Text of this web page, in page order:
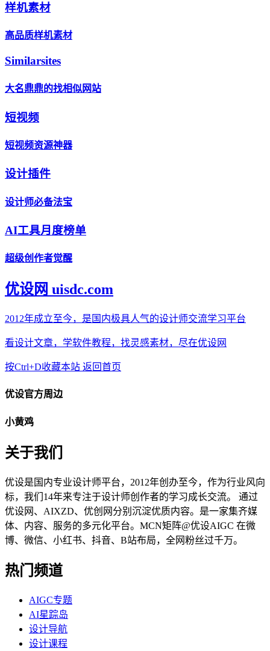
样机素材
高品质样机素材
Similarsites
大名鼎鼎的找相似网站
短视频
短视频资源神器
设计插件
设计师必备法宝
AI工具月度榜单
超级创作者觉醒
优设网 uisdc.com
2012年成立至今，是国内极具人气的设计师交流学习平台
看设计文章，学软件教程，找灵感素材，尽在优设网
按Ctrl+D收藏本站 返回首页
优设官方周边
小黄鸡
关于我们
优设是国内专业设计师平台，2012年创办至今，作为行业风向
标，我们14年来专注于设计师创作者的学习成长交流。 通过
优设网、AIXZD、优创网分别沉淀优质内容。是一家集齐媒
体、内容、服务的多元化平台。MCN矩阵@优设AIGC 在微
博、微信、小红书、抖音、B站布局，全网粉丝过千万。
热门频道
AIGC专题
AI星踪岛
设计导航
设计课程